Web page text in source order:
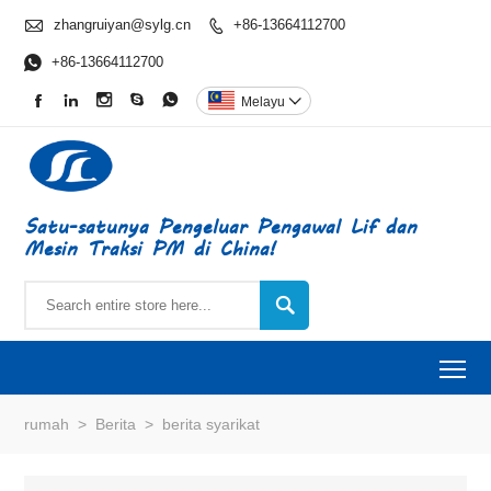
 zhangruiyan@sylg.cn  +86-13664112700
 +86-13664112700
     Melayu 
Satu-satunya Pengeluar Pengawal Lif dan
Mesin Traksi PM di China!

rumah > Berita > berita syarikat